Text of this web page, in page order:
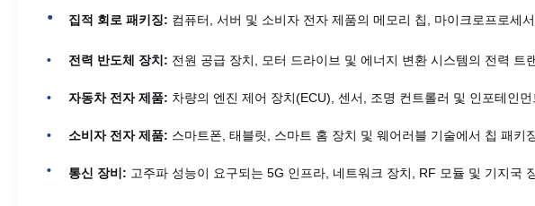
집적 회로 패키징: 컴퓨터, 서버 및 소비자 전자 제품의 메모리 칩, 마이크로프로세
전력 반도체 장치: 전원 공급 장치, 모터 드라이브 및 에너지 변환 시스템의 전력 트
자동차 전자 제품: 차량의 엔진 제어 장치(ECU), 센서, 조명 컨트롤러 및 인포테인
소비자 전자 제품: 스마트폰, 태블릿, 스마트 홈 장치 및 웨어러블 기술에서 칩 패키
통신 장비: 고주파 성능이 요구되는 5G 인프라, 네트워크 장치, RF 모듈 및 기지국